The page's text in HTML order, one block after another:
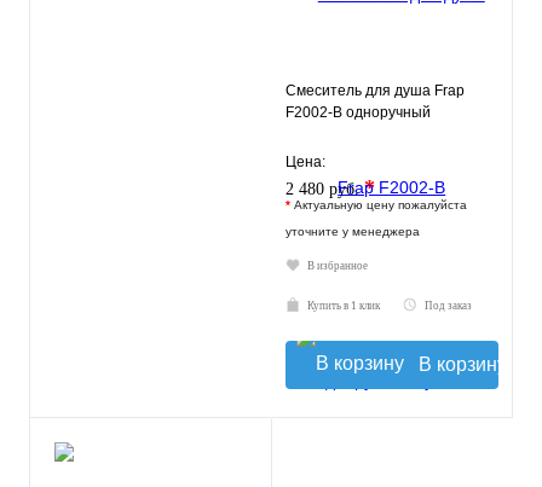
Смеситель для душа Frap
F2002-B одноручный
Цена:
2 480 руб.*
* Актуальную цену пожалуйста
уточните у менеджера
В избранное
Купить в 1 клик Под заказ
В корзину